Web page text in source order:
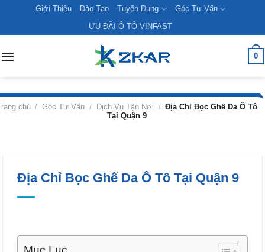
content
Giới Thiệu Đào Tạo Tuyển Dụng
Góc Tư Vấn
ƯU ĐÃI Ô TÔ VINFAST
0
chủ / Góc Tư Vấn / Dịch Vụ Tận Nơi / Địa Chỉ Bọc Ghế Da Ô Tô
Tại Quận 9
Địa Chỉ Bọc Ghế Da Ô Tô Tại Quận 9